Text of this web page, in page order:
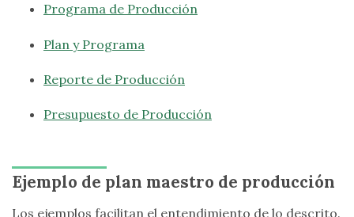
Programa de Producción
Plan y Programa
Reporte de Producción
Presupuesto de Producción
Ejemplo de plan maestro de producción
Los ejemplos facilitan el entendimiento de lo descrito.